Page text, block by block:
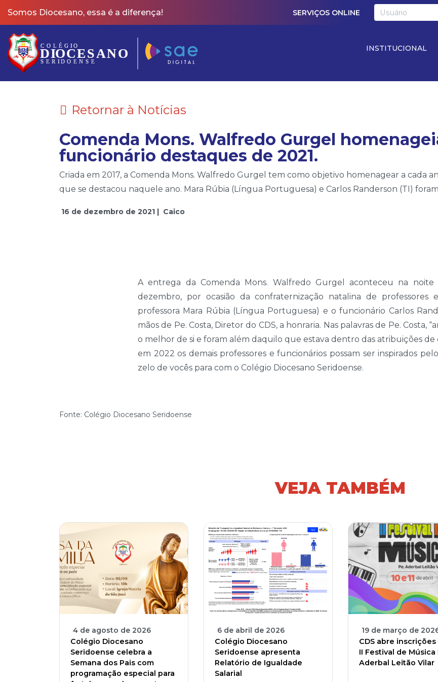
Somos Diocesano, essa é a diferença! SERVIÇOS ONLINE
INSTITUCIONAL
Retornar à Notícias
Comenda Mons. Walfredo Gurgel
funcionário destaques de 2021.
Criada em 2017, a Comenda Mons. Walfredo Gurgel tem como objetivo homenagear a cada
que se destacou naquele ano. Mara Rúbia (Língua Portuguesa) e Carlos Randerson (TI)
16 de dezembro de 2021 | Caico
A entrega da Comenda Mons. Walfredo Gurgel aconteceu na noite
dezembro, por ocasião da confraternização natalina de professores
professora Mara Rúbia (Língua Portuguesa) e o funcionário Carlos
mãos de Pe. Costa, Diretor do CDS, a honraria. Nas palavras de Pe. Costa,
o melhor de si e foram além daquilo que estava dentro das atribuições de
em 2022 os demais professores e funcionários possam ser inspirados
zelo de vocês para com o Colégio Diocesano Seridoense.
Fonte: Colégio Diocesano Seridoense
VEJA TAMBÉM
4 de agosto de 2026
Colégio Diocesano
Seridoense celebra a
Semana dos Pais com
programação especial para
6 de abril de 2026
Colégio Diocesano
Seridoense apresenta
Relatório de Igualdade
Salarial
19 de março de
CDS abre inscrições
II Festival de Música
Aderbal Leitão Vilar